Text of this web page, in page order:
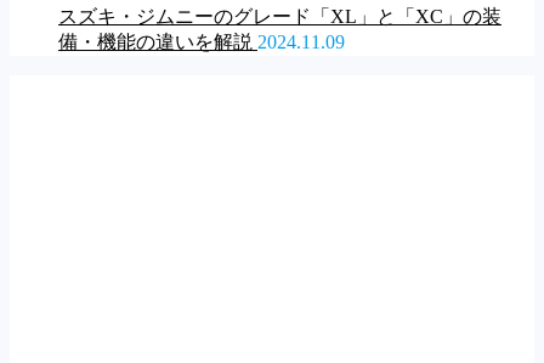
スズキ・ジムニーのグレード「XL」と「XC」の装
備・機能の違いを解説 2024.11.09